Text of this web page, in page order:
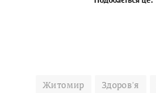
Житомир Здоров'я